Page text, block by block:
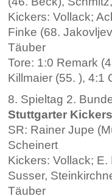
Kickers: Vollack;
Finke (68.
Täuber
Tore: 1:0 Remark
Killmaier (55. ), 4:1
8. Spieltag 2.
Stuttgarter
SR: Rainer Jupe
Scheinert
Kickers: Vollack;
Susser,
Täuber